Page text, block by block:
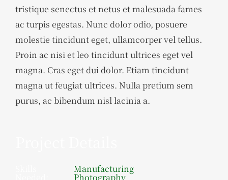
tristique senectus et netus et malesuada fames
ac turpis egestas. Nunc dolor odio, posuere
molestie tincidunt eget, ullamcorper vel tellus.
Proin ac nisi et leo tincidunt ultrices eget vel
magna. Cras eget dui dolor. Etiam tincidunt
magna ut feugiat ultrices. Nulla pretium sem
purus, ac bibendum nisl lacinia a.
Manufacturing
Photography